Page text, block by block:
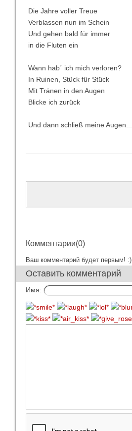
Die Jahre voller Treue
Verblassen nun im Schein
Und gehen bald für immer
in die Fluten ein
Wann hab´ ich mich verloren?
In Ruinen, Stück für Stück
Mit Tränen in den Augen
Blicke ich zurück
Und dann schließ meine Augen...
Комментарии(0)
Ваш комментарий будет первым! :)
Оставить комментарий
Имя: